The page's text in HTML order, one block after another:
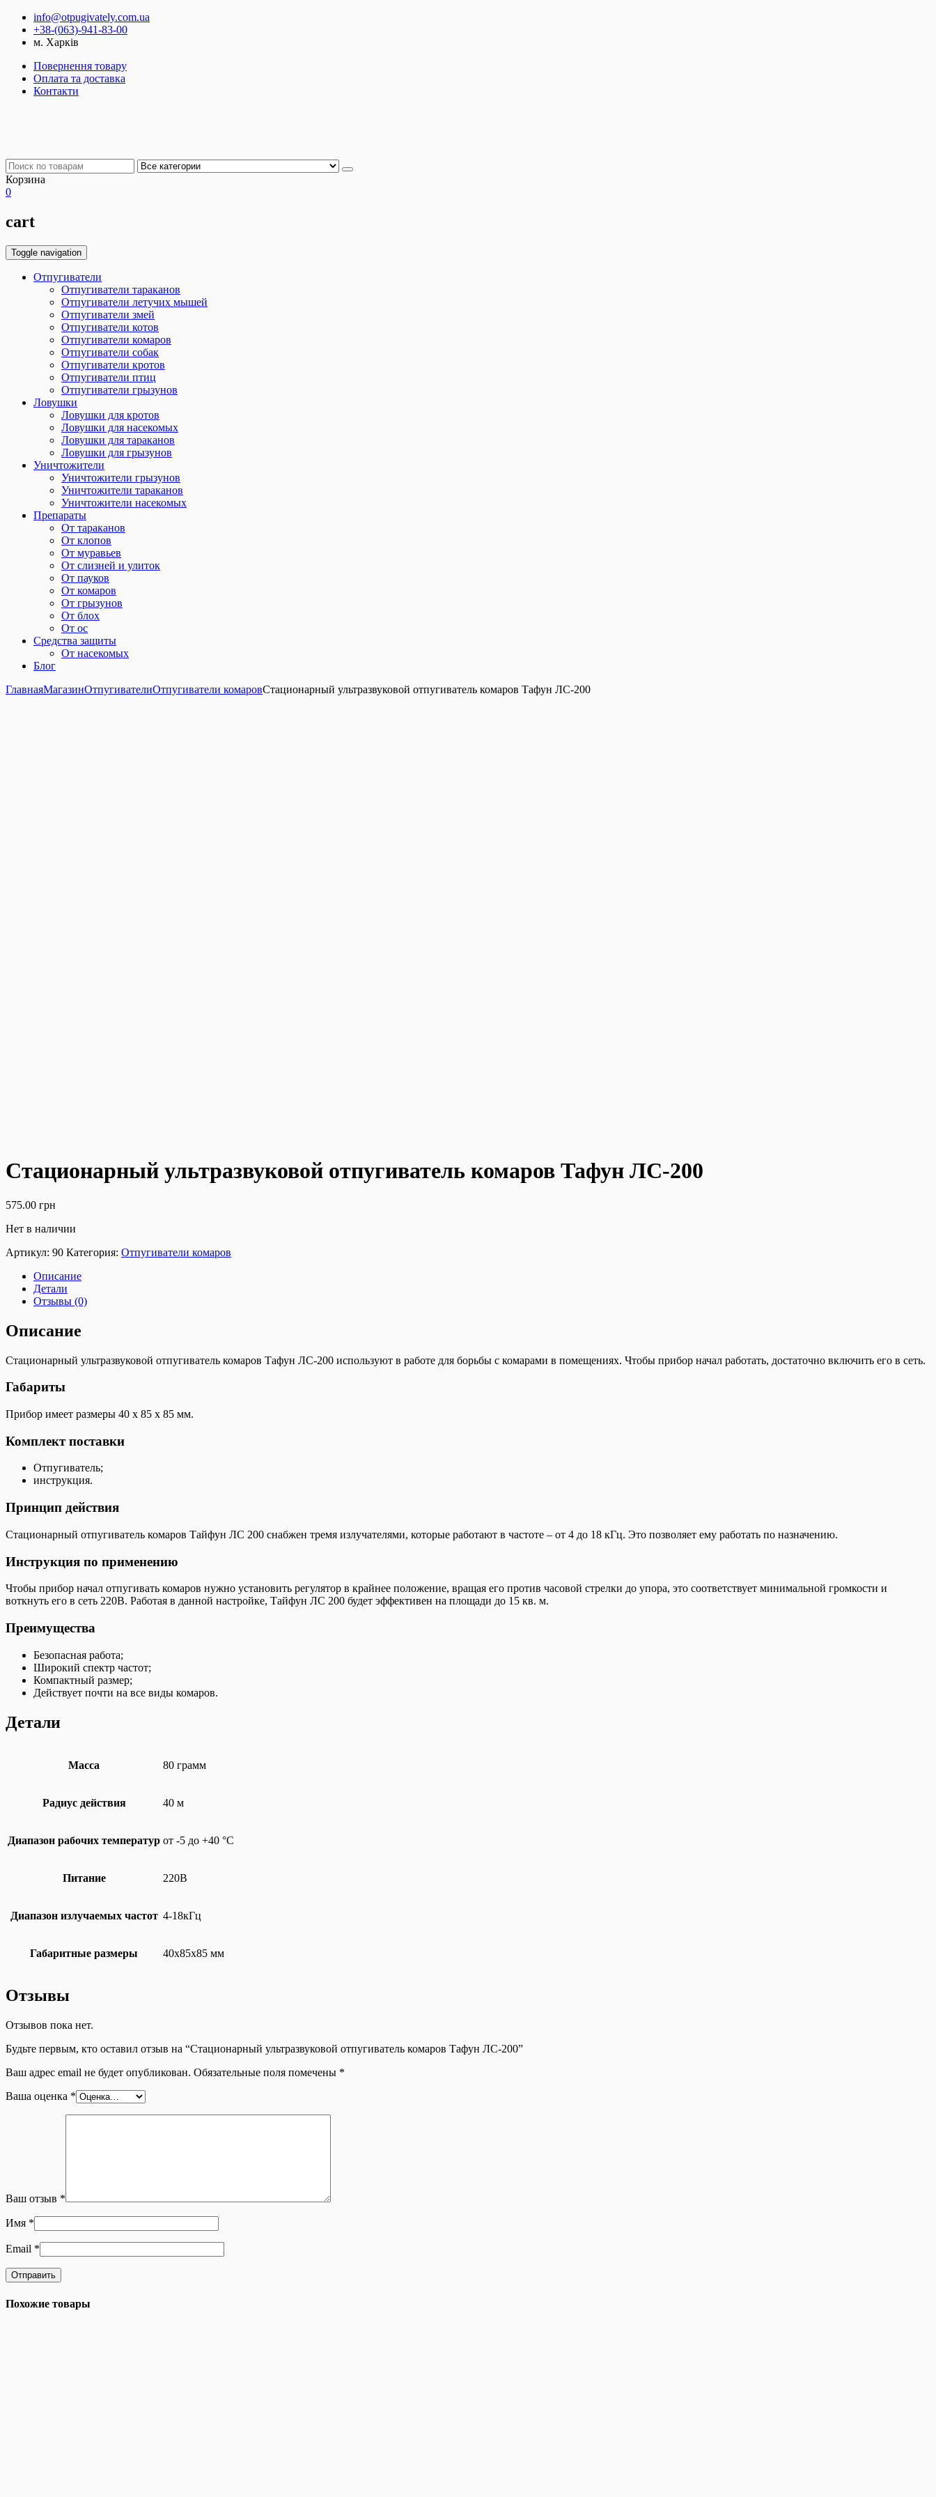
info@otpugivately.com.ua
+38-(063)-941-83-00
м. Харків
Повернення товару
Оплата та доставка
Контакти
Корзина
0
cart
Toggle navigation
Отпугиватели
Отпугиватели тараканов
Отпугиватели летучих мышей
Отпугиватели змей
Отпугиватели котов
Отпугиватели комаров
Отпугиватели собак
Отпугиватели кротов
Отпугиватели птиц
Отпугиватели грызунов
Ловушки
Ловушки для кротов
Ловушки для насекомых
Ловушки для тараканов
Ловушки для грызунов
Уничтожители
Уничтожители грызунов
Уничтожители тараканов
Уничтожители насекомых
Препараты
От тараканов
От клопов
От муравьев
От слизней и улиток
От пауков
От комаров
От грызунов
От блох
От ос
Средства защиты
От насекомых
Блог
ГлавнаяМагазинОтпугивателиОтпугиватели комаровСтационарный ультразвуковой отпугиватель комаров Тафун ЛС-200
Стационарный ультразвуковой отпугиватель комаров Тафун ЛС-200
575.00 грн
Нет в наличии
Артикул: 90 Категория: Отпугиватели комаров
Описание
Детали
Отзывы (0)
Описание
Стационарный ультразвуковой отпугиватель комаров Тафун ЛС-200 используют в работе для борьбы с комарами в помещениях. Чтобы прибор начал работать, достаточно включить его в сеть.
Габариты
Прибор имеет размеры 40 х 85 х 85 мм.
Комплект поставки
Отпугиватель;
инструкция.
Принцип действия
Стационарный отпугиватель комаров Тайфун ЛС 200 снабжен тремя излучателями, которые работают в частоте – от 4 до 18 кГц. Это позволяет ему работать по назначению.
Инструкция по применению
Чтобы прибор начал отпугивать комаров нужно установить регулятор в крайнее положение, вращая его против часовой стрелки до упора, это соответствует минимальной громкости и
воткнуть его в сеть 220В. Работая в данной настройке, Тайфун ЛС 200 будет эффективен на площади до 15 кв. м.
Преимущества
Безопасная работа;
Широкий спектр частот;
Компактный размер;
Действует почти на все виды комаров.
Детали
Масса 80 грамм
Радиус действия 40 м
Диапазон рабочих температур от -5 до +40 °С
Питание 220В
Диапазон излучаемых частот 4-18кГц
Габаритные размеры 40х85х85 мм
Отзывы
Отзывов пока нет.
Будьте первым, кто оставил отзыв на “Стационарный ультразвуковой отпугиватель комаров Тафун ЛС-200”
Ваш адрес email не будет опубликован. Обязательные поля помечены *
Ваша оценка *
Ваш отзыв *
Имя *
Email *
Похожие товары